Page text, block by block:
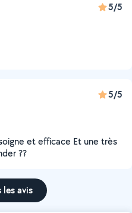
5/5
5/5
et efficace Et une très
??
les avis